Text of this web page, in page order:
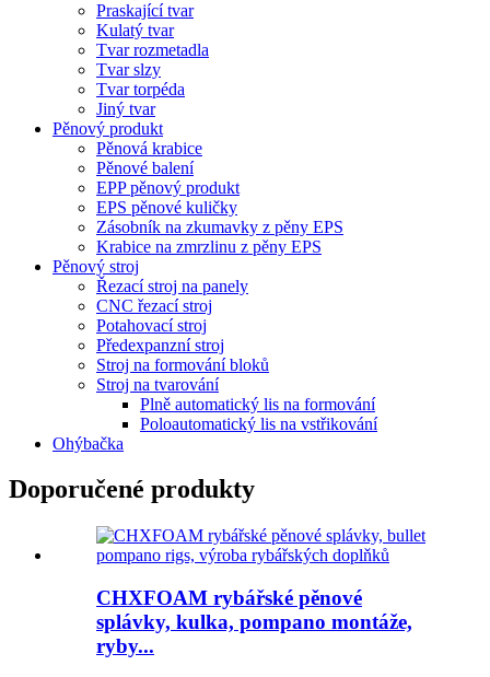
Praskající tvar
Kulatý tvar
Tvar rozmetadla
Tvar slzy
Tvar torpéda
Jiný tvar
Pěnový produkt
Pěnová krabice
Pěnové balení
EPP pěnový produkt
EPS pěnové kuličky
Zásobník na zkumavky z pěny EPS
Krabice na zmrzlinu z pěny EPS
Pěnový stroj
Řezací stroj na panely
CNC řezací stroj
Potahovací stroj
Předexpanzní stroj
Stroj na formování bloků
Stroj na tvarování
Plně automatický lis na formování
Poloautomatický lis na vstřikování
Ohýbačka
Doporučené produkty
CHXFOAM rybářské pěnové
splávky, kulka, pompano montáže,
ryby...